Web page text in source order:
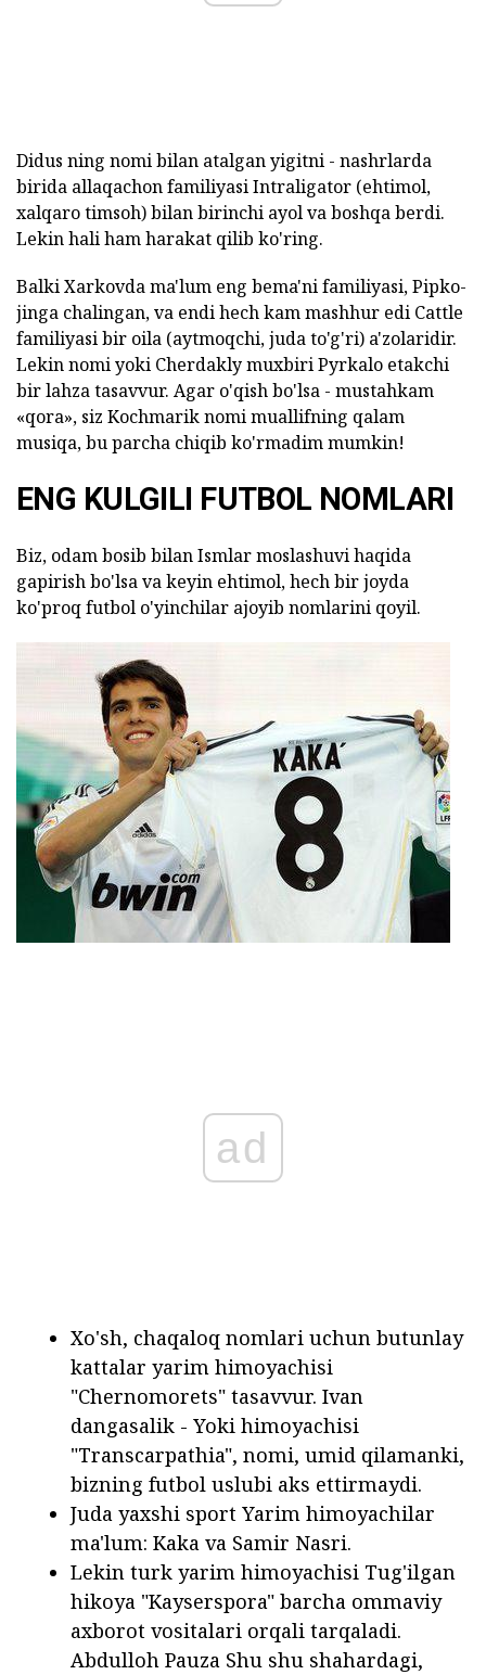
Didus ning nomi bilan atalgan yigitni - nashrlarda
birida allaqachon familiyasi Intraligator (ehtimol,
xalqaro timsoh) bilan birinchi ayol va boshqa berdi.
Lekin hali ham harakat qilib ko'ring.
Balki Xarkovda ma'lum eng bema'ni familiyasi, Pipko-
jinga chalingan, va endi hech kam mashhur edi Cattle
familiyasi bir oila (aytmoqchi, juda to'g'ri) a'zolaridir.
Lekin nomi yoki Cherdakly muxbiri Pyrkalo etakchi
bir lahza tasavvur. Agar o'qish bo'lsa - mustahkam
«qora», siz Kochmarik nomi muallifning qalam
musiqa, bu parcha chiqib ko'rmadim mumkin!
ENG KULGILI FUTBOL NOMLARI
Biz, odam bosib bilan Ismlar moslashuvi haqida
gapirish bo'lsa va keyin ehtimol, hech bir joyda
ko'proq futbol o'yinchilar ajoyib nomlarini qoyil.
ad
Xo'sh, chaqaloq nomlari uchun butunlay
kattalar yarim himoyachisi
"Chernomorets" tasavvur. Ivan
dangasalik - Yoki himoyachisi
"Transcarpathia", nomi, umid qilamanki,
bizning futbol uslubi aks ettirmaydi.
Juda yaxshi sport Yarim himoyachilar
ma'lum: Kaka va Samir Nasri.
Lekin turk yarim himoyachisi Tug'ilgan
hikoya "Kayserspora" barcha ommaviy
axborot vositalari orqali tarqaladi.
Abdulloh Pauza Shu shu shahardagi,